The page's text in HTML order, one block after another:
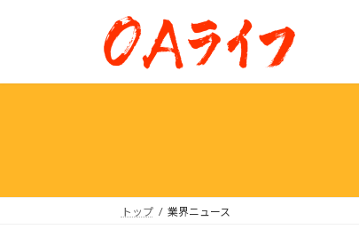
プ
動
トップ 業界ニュース